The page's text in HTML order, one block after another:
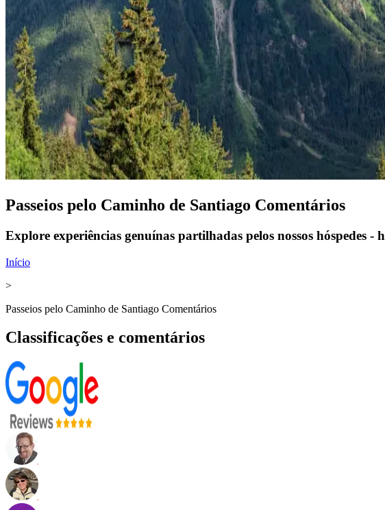
Passeios pelo Caminho de Santiago Comentários
Explore experiências genuínas partilhadas pelos nossos hóspedes
Início
>
Passeios pelo Caminho de Santiago Comentários
Classificações e comentários